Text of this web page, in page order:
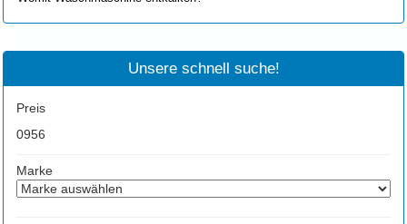
Unsere schnell suche!
Preis
0956
Marke